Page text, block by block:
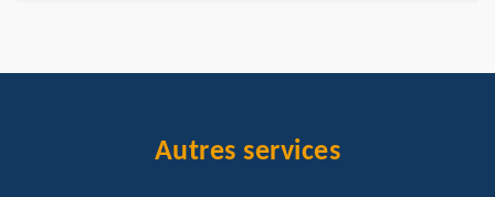
Autres services